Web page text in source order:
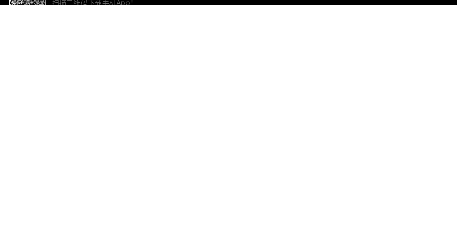
扫描二维码下载手机App！